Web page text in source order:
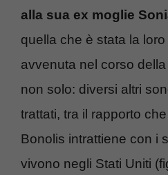
alla sua ex moglie
quella che è stata la
avvenuta nel corso
non solo: diversi altri
trattati, tra il rapporto
Bonolis intrattiene con i
vivono negli Stati Uniti